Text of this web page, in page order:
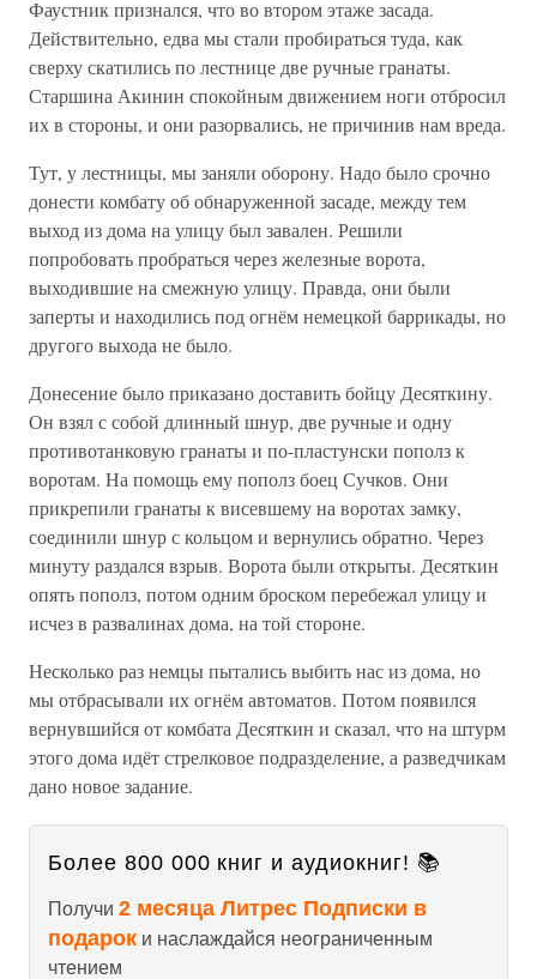
Фаустник признался, что во втором этаже засада.
Действительно, едва мы стали пробираться туда, как
сверху скатились по лестнице две ручные гранаты.
Старшина Акинин спокойным движением ноги отбросил
их в стороны, и они разорвались, не причинив нам вреда.
Тут, у лестницы, мы заняли оборону. Надо было срочно
донести комбату об обнаруженной засаде, между тем
выход из дома на улицу был завален. Решили
попробовать пробраться через железные ворота,
выходившие на смежную улицу. Правда, они были
заперты и находились под огнём немецкой баррикады, но
другого выхода не было.
Донесение было приказано доставить бойцу Десяткину.
Он взял с собой длинный шнур, две ручные и одну
противотанковую гранаты и по-пластунски пополз к
воротам. На помощь ему пополз боец Сучков. Они
прикрепили гранаты к висевшему на воротах замку,
соединили шнур с кольцом и вернулись обратно. Через
минуту раздался взрыв. Ворота были открыты. Десяткин
опять пополз, потом одним броском перебежал улицу и
исчез в развалинах дома, на той стороне.
Несколько раз немцы пытались выбить нас из дома, но
мы отбрасывали их огнём автоматов. Потом появился
вернувшийся от комбата Десяткин и сказал, что на штурм
этого дома идёт стрелковое подразделение, а разведчикам
дано новое задание.
Более 800 000 книг и аудиокниг! 📚
Получи 2 месяца Литрес Подписки в
подарок и наслаждайся неограниченным
чтением